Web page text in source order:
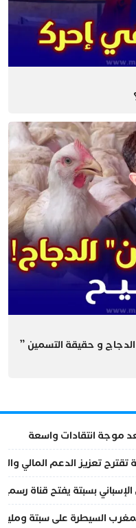
الدجاج و حقيقة التسمين ”
موجة انتقادات واسعة
تقترح تعزيز الدعم المالي
بسبتة يفتح قناة
السيطرة على سبتة